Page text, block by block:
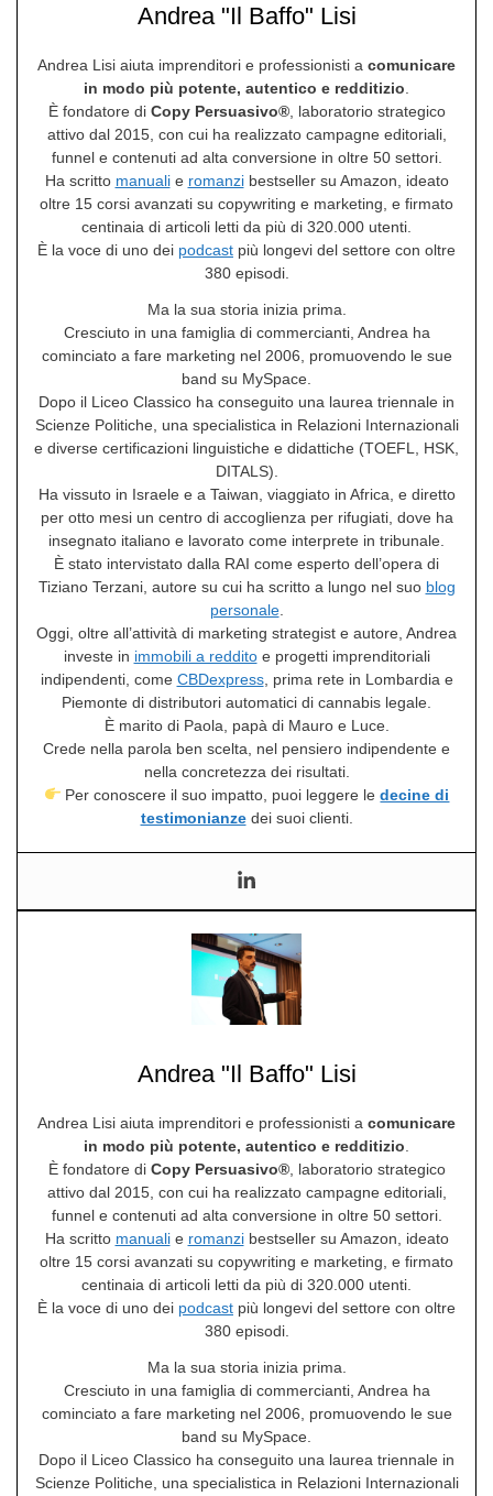
Andrea "Il Baffo" Lisi
Andrea Lisi aiuta imprenditori e professionisti a comunicare
in modo più potente, autentico e redditizio
È fondatore di Copy Persuasivo®, laboratorio strategico
attivo dal 2015, con cui ha realizzato campagne editoriali,
funnel e contenuti ad alta conversione in oltre 50 settori.
Ha scritto manualie romanzibestseller su Amazon, ideato
oltre 15 corsi avanzati su copywriting e marketing, e firmato
centinaia di articoli letti da più di 320.000 utenti.
È la voce di uno dei podcast più longevi del settore con oltre
380 episodi.
Ma la sua storia inizia prima.
Cresciuto in una famiglia di commercianti, Andrea ha
cominciato a fare marketing nel 2006, promuovendo le sue
band su MySpace.
Dopo il Liceo Classico ha conseguito una laurea triennale in
Scienze Politiche, una specialistica in Relazioni Internazionali
e diverse certificazioni linguistiche e didattiche (TOEFL, HSK,
DITALS).
Ha vissuto in Israele e a Taiwan, viaggiato in Africa, e diretto
per otto mesi un centro di accoglienza per rifugiati, dove ha
insegnato italiano e lavorato come interprete in tribunale.
È stato intervistato dalla RAI come esperto dell’opera di
Tiziano Terzani, autore su cui ha scritto a lungo nel suo blog
personale.
Oggi, oltre all’attività di marketing strategist e autore, Andrea
investe in immobili a redditoe progetti imprenditoriali
indipendenti, come CBDexpress, prima rete in Lombardia e
Piemonte di distributori automatici di cannabis legale.
È marito di Paola, papà di Mauro e Luce.
Crede nella parola ben scelta, nel pensiero indipendente e
nella concretezza dei risultati.
Per conoscere il suo impatto, puoi leggere ledecine di
testimonianzedei suoi clienti.
Andrea "Il Baffo" Lisi
Andrea Lisi aiuta imprenditori e professionisti a comunicare
in modo più potente, autentico e redditizio
È fondatore di Copy Persuasivo®, laboratorio strategico
attivo dal 2015, con cui ha realizzato campagne editoriali,
funnel e contenuti ad alta conversione in oltre 50 settori.
Ha scritto manualie romanzibestseller su Amazon, ideato
oltre 15 corsi avanzati su copywriting e marketing, e firmato
centinaia di articoli letti da più di 320.000 utenti.
È la voce di uno dei podcast più longevi del settore con oltre
380 episodi.
Ma la sua storia inizia prima.
Cresciuto in una famiglia di commercianti, Andrea ha
cominciato a fare marketing nel 2006, promuovendo le sue
band su MySpace.
Dopo il Liceo Classico ha conseguito una laurea triennale in
Scienze Politiche, una specialistica in Relazioni Internazionali